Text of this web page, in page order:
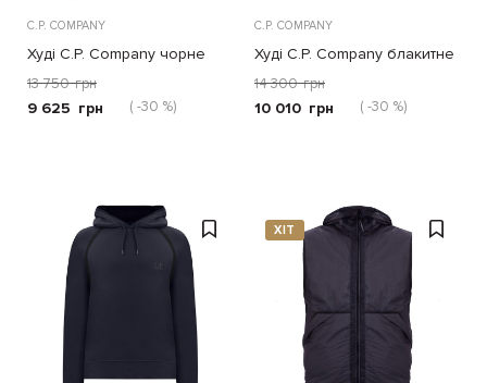
C.P. COMPANY
Худі C.P. Company чорне
13 750 грн
9 625 грн ( -30 %)
C.P. COMPANY
Худі C.P. Company блакитне
14 300 грн
10 010 грн ( -30 %)
ХІТ